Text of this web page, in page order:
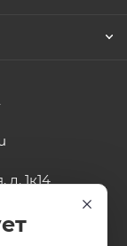
д. 1к14